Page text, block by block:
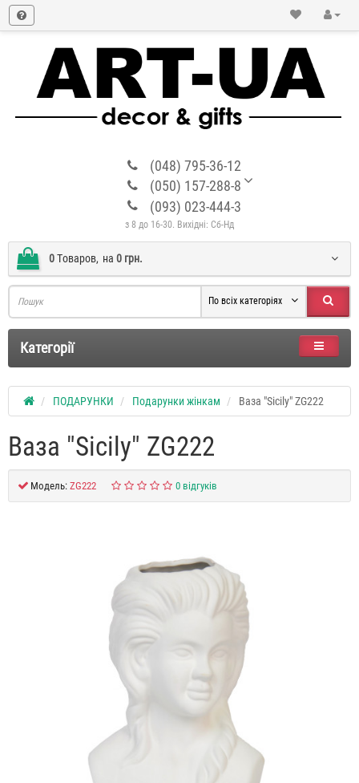
(048) 795-36-12
(050) 157-288-8
(093) 023-444-3
з 8 до 16-30. Вихідні: Сб-Нд
0Tоваров, на 0 грн.
По всіх категоріях
Категорії
ПОДАРУНКИ Подарунки жінкам Ваза "Sicily" ZG222
Ваза "Sicily" ZG222
Модель: ZG222 0 відгуків